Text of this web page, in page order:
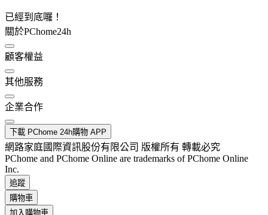
已經到底囉！
關於PChome24h
顧客權益
其他服務
企業合作
下載 PChome 24h購物 APP
網路家庭國際資訊股份有限公司 版權所有 轉載必究
PChome and PChome Online are trademarks of PChome Online
Inc.
追蹤
購物車
加入購物車